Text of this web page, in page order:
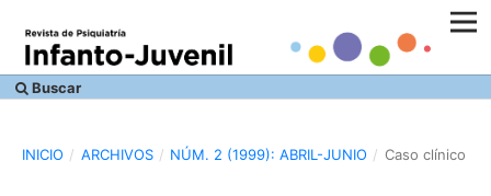
Buscar
INICIO / ARCHIVOS / NÚM. 2 (1999): ABRIL-JUNIO / Caso clínico